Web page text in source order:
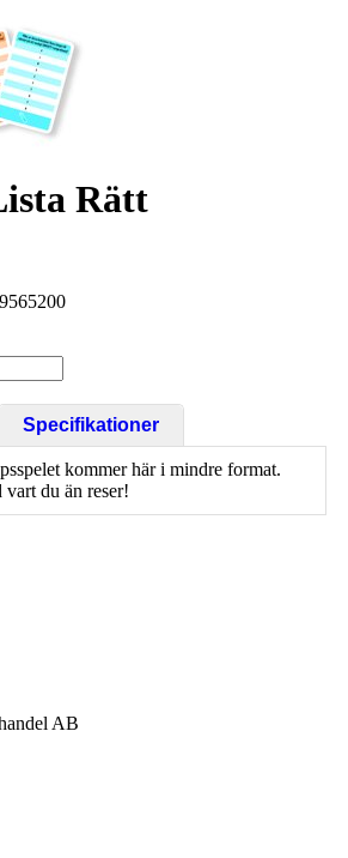
Rätt
Specifikationer
kommer här i mindre format.
vart du än reser!
AB